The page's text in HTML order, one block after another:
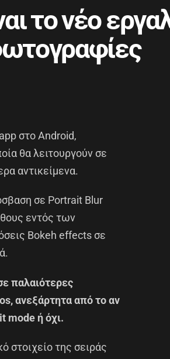
το νέο
στο Android,
θα λειτουργούν σε
αντικείμενα.
σε Portrait Blur
εντός των
Bokeh effects σε
παλαιότερες
ανεξάρτητα από το αν
mode ή όχι.
στοιχείο της σειράς